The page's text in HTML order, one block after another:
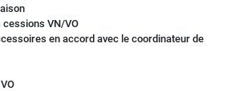
cessions VN/VO
en accord avec le coordinateur de